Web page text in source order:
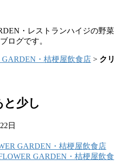
・レストランハイジの野菜
ログです。
GARDEN・桔梗屋飲食店 > クリ
少し
日
GARDEN・桔梗屋飲食店
GARDEN・桔梗屋飲食